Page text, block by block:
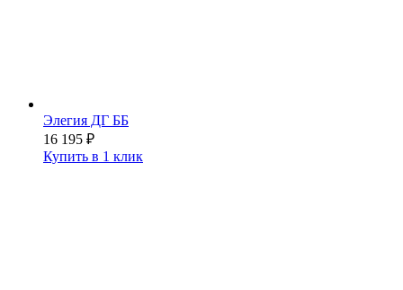
Элегия ДГ ББ
16 195 ₽
Купить в 1 клик